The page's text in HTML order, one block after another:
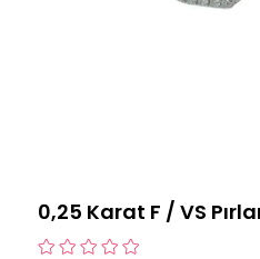
0,25 Karat F / VS